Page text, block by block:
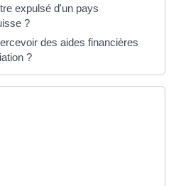
expulsé d'un pays
?
des aides financières
?